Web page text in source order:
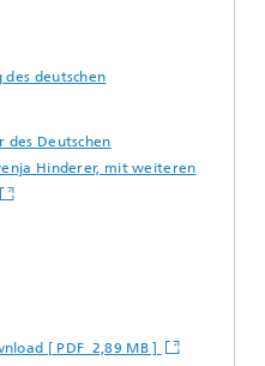
deutschen
des Deutschen
Hinderer, mit weiteren
[ PDF 2,89 MB ]